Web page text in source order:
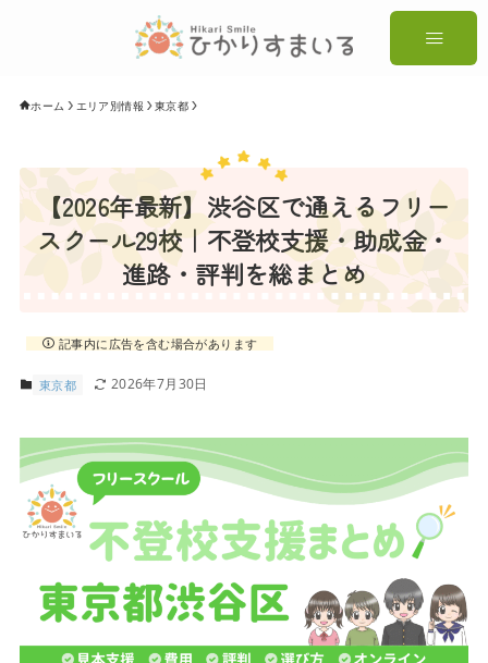
ホーム エリア別情報 東京都
【2026年最新】渋谷区で通えるフリー
スクール29校｜不登校支援・助成金・
進路・評判を総まとめ
記事内に広告を含む場合があります
東京都 2026年7月30日